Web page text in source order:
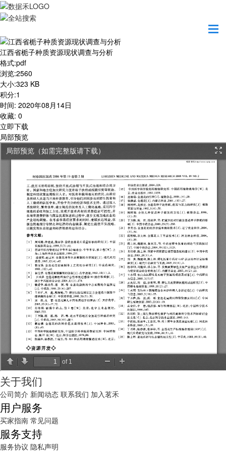
江西省栀子种质资源现状调查与分析
格式:pdf
浏览:2560
大小:323 KB
积分:1
时间: 2020年08月14日
收藏: 0
立即下载
局部预览
关于我们
公司简介 新闻动态 联系我们 加入茗禾
用户服务
买家指南 常见问题
服务支持
服务协议 隐私声明